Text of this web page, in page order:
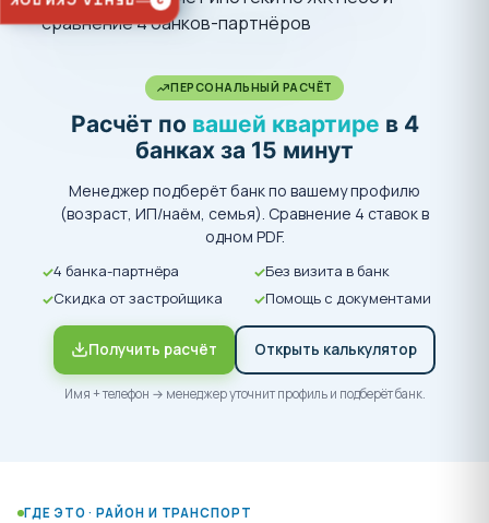
ПЕРСОНАЛЬНЫЙ РАСЧЁТ
Расчёт по вашей квартире в 4
банках за 15 минут
Менеджер подберёт банк по вашему профилю
(возраст, ИП/наём, семья). Сравнение 4 ставок в
одном PDF.
4 банка-партнёра
Без визита в банк
Скидка от застройщика
Помощь с документами
Получить расчёт Открыть калькулятор
Имя + телефон → менеджер уточнит профиль и подберёт банк.
ГДЕ ЭТО · РАЙОН И ТРАНСПОРТ